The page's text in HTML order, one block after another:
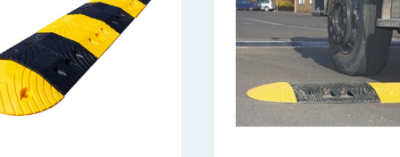
5 km/h auf Asphalt
aufweisen. Auf
Temposchwelle nicht